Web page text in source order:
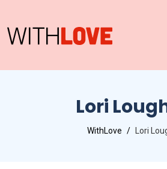
Lori
WithLove Lori